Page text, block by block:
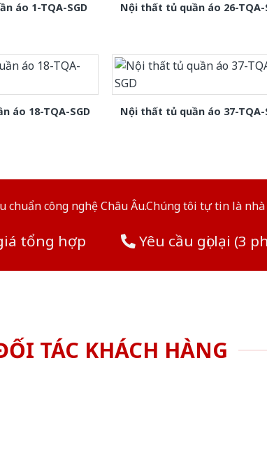
áo 1-TQA-SGD Nội thất tủ quần áo 26-TQA-
áo 18-TQA-SGD Nội thất tủ quần áo 37-TQA-
công nghệ Châu Âu.Chúng tôi tự tin là
tổng hợp Yêu cầu gọi lại (3
TÁC KHÁCH HÀNG